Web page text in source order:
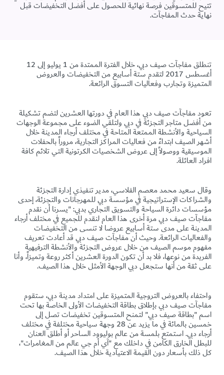
تتيح للمتسوقين فرصة نهائية للحصول على أفضل التخفيضات قبل
نهاية حدث المفاجآت.
تنطلق مفاجآت صيف دبي، خلال الفترة الممتدة من 1 يوليو إلى 12
أغسطس 2017 لتقدم ستة أسابيع من التخفيضات والعروض
المتميزة وتجارب وفعاليات التسوق الرائعة.
تعود مفاجآت صيف دبي هذا العام في دورتها العشرين لتضم تشكيلة
من أفضل متاجر التجزئة في دبي ولتلقي الضوء على مجموعة الوجهات
السياحية والأنشطة الممتعة المتاحة في مختلف أرجاء المدينة خلال
أشهر الصيف ابتداءً من فعاليات المراكز التجارية، مروراً بالحفلات
الموسيقية ووصولاً إلى عروض الشخصيات الكرتونية التي تلائم كافة
افراد العائلة.
وقال سعيد محمد معصم الفلاسي، مدير تنفيذي إدارة التجزئة
والشراكات الإستراتيجية في مؤسسة دبي للمهرجانات والتجزئة، إحدى
مؤسسات دائرة السياحة والتسويق التجاري بدبي: "يسرنا أن نقدم
مفاجآت صيف دبي مرة أخرى هذا العام لنقدم للجميع في مختلف أرجاء
المدينة على مدى ستة أسابيع عروضا لا تنسى من التخفيضات
والفعاليات الرائعة. وحيث أن مفاجآت صيف دبي قد أعادت تعريف
مفهوم موسم الصيف من خلال عروض التجزئة والأنشطة الترفيهية
الفريدة من نوعها، فلا بد أن تكون الدورة العشرين أكثر روعة وتميزاً، وأنا
على ثقة من أنها ستجعل دبي الوجهة الأمثل خلال هذا الصيف.
واحتفاء بالعروض التروجية المتميزة على امتداد مدينة دبي، ستقوم
مفاجآت صيف دبي بإطلاق بطاقة التخفيضات الأولى الخاصة بها تحت
اسم "بطاقة صيف دبي" لتمنح المتسوقين تخفيضات تصل إلى
خمسين بالمائة في ما يزيد عن 28 وجهة سياحية مختلفة في مختلف
أرجاء دبي. استمتع بلمسة من عالم بوليوود الساحر أو أطلق العنان
للبطل الخارق الكامن في داخلك مع "آي أم جي عالم من المغامرات"،
كل ذلك بأسعار دون القيمة الاعتيادية خلال هذا الصيف.